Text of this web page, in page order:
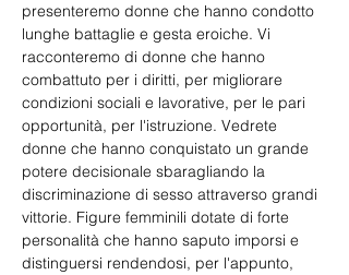
presenteremo donne che hanno condotto
lunghe battaglie e gesta eroiche. Vi
racconteremo di donne che hanno
combattuto per i diritti, per migliorare
condizioni sociali e lavorative, per le pari
opportunità, per l'istruzione. Vedrete
donne che hanno conquistato un grande
potere decisionale sbaragliando la
discriminazione di sesso attraverso grandi
vittorie. Figure femminili dotate di forte
personalità che hanno saputo imporsi e
distinguersi rendendosi, per l'appunto,